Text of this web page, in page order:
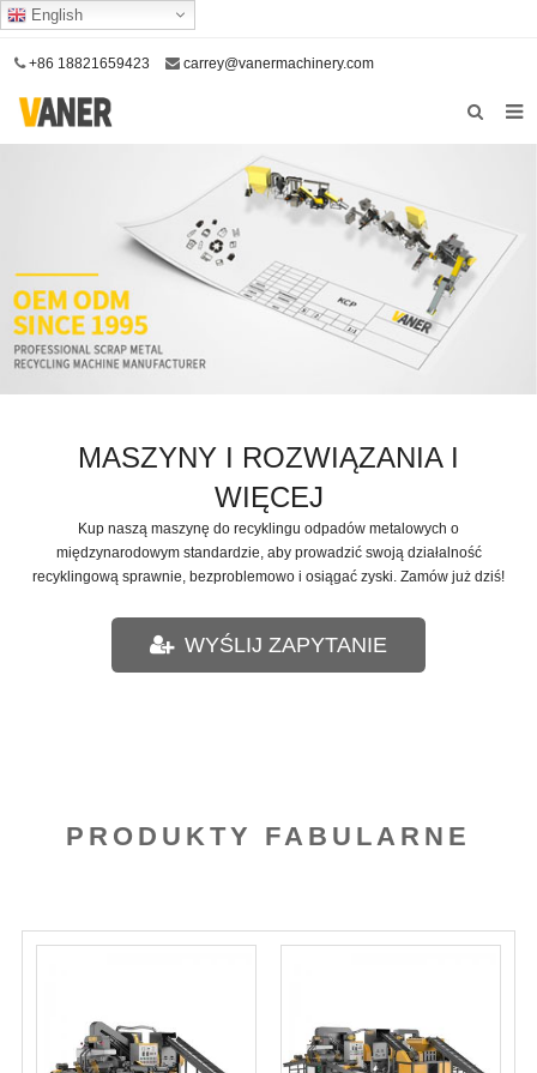
English
+86 18821659423 carrey@vanermachinery.com
Nasze usługi
Skontaktuj się z nami
MASZYNY I ROZWIĄZANIA I
WIĘCEJ
Kup naszą maszynę do recyklingu odpadów metalowych o
międzynarodowym standardzie, aby prowadzić swoją działalność
recyklingową sprawnie, bezproblemowo i osiągać zyski. Zamów już dziś!
WYŚLIJ ZAPYTANIE
PRODUKTY FABULARNE